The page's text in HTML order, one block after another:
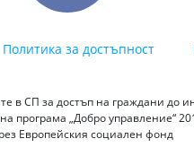
Политика за достъпност
в СП за достъп на граждани до
програма „Добро управление“
Европейския социален фонд